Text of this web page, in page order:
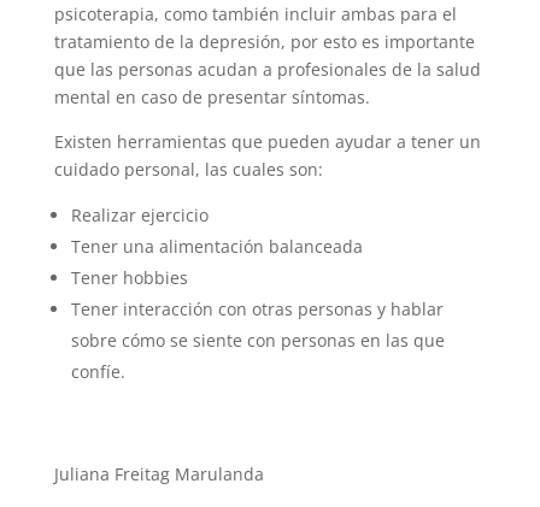
psicoterapia, como también incluir ambas para el
tratamiento de la depresión, por esto es importante
que las personas acudan a profesionales de la salud
mental en caso de presentar síntomas.
Existen herramientas que pueden ayudar a tener un
cuidado personal, las cuales son:
Realizar ejercicio
Tener una alimentación balanceada
Tener hobbies
Tener interacción con otras personas y hablar
sobre cómo se siente con personas en las que
confíe.
Juliana Freitag Marulanda